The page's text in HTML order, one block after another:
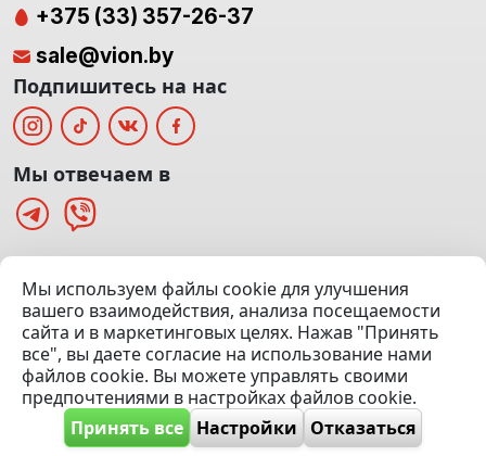
(Офис: 5 этаж | Осмотр авто: 5 этаж)
Посмотреть на карте
© 2020 — 2026 VION.BY — Продажа, выкуп и обмен | УНП
192961100 |Эвакуатор Минск
Мы используем файлы cookie для улучшения
вашего взаимодействия, анализа посещаемости
сайта и в маркетинговых целях. Нажав "Принять
все", вы даете согласие на использование нами
файлов cookie. Вы можете управлять своими
предпочтениями в настройках файлов cookie.
Принять все Настройки Отказаться
+375 (33) 357-26-37
sale@vion.by
Подпишитесь на нас
Мы отвечаем в